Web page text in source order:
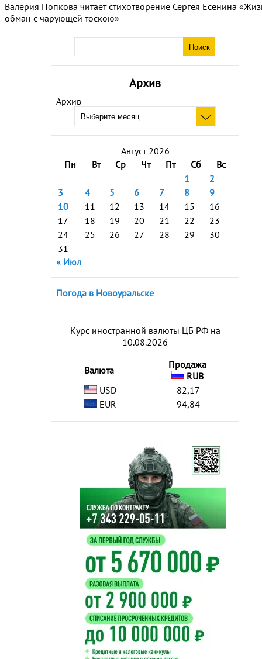
Архив
Архив
Август 2026
Пн
Вт Ср Чт Пт Сб
Вс
1
2
3
4 5 6 7 8
9
10
11 12 13 14 15
16
17
18 19 20 21 22
23
24
25 26 27 28 29
30
31
« Июл
Погода в Новоуральске
Курс иностранной валюты ЦБ РФ на
10.08.2026
Валюта
Продажа
RUB
USD
82,17
EUR
94,84
Валерия Попкова читает стихотворение Сергея Есенина
обман с чарующей тоскою»